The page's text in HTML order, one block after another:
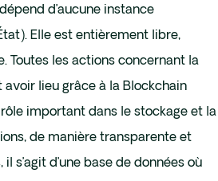
d’aucune instance
Elle est entièrement libre,
Toutes les actions concernant la
lieu grâce à la Blockchain
important dans le stockage et la
de manière transparente et
s’agit d’une base de données où